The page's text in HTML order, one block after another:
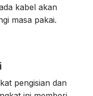
kabel akan
masa pakai.
pengisian dan